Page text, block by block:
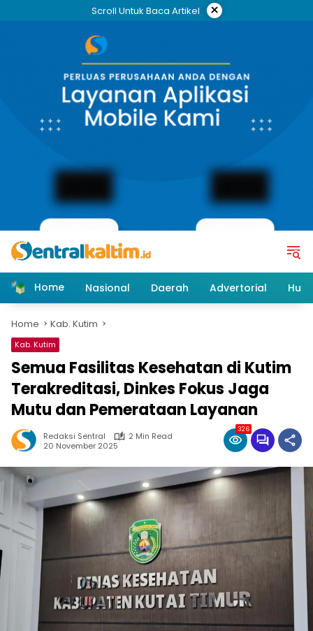
Scroll Untuk Baca Artikel ×
Home Nasional Daerah Advertorial
Home Kab. Kutim
Kab. Kutim
Semua Fasilitas Kesehatan di Kutim
Terakreditasi, Dinkes Fokus Jaga
Mutu dan Pemerataan Layanan
Redaksi Sentral
2 Min Read
20 November 2025
326